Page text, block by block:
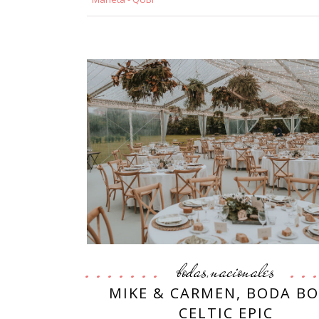
bodas,nacionales
MIKE & CARMEN, BODA
CELTIC EPIC